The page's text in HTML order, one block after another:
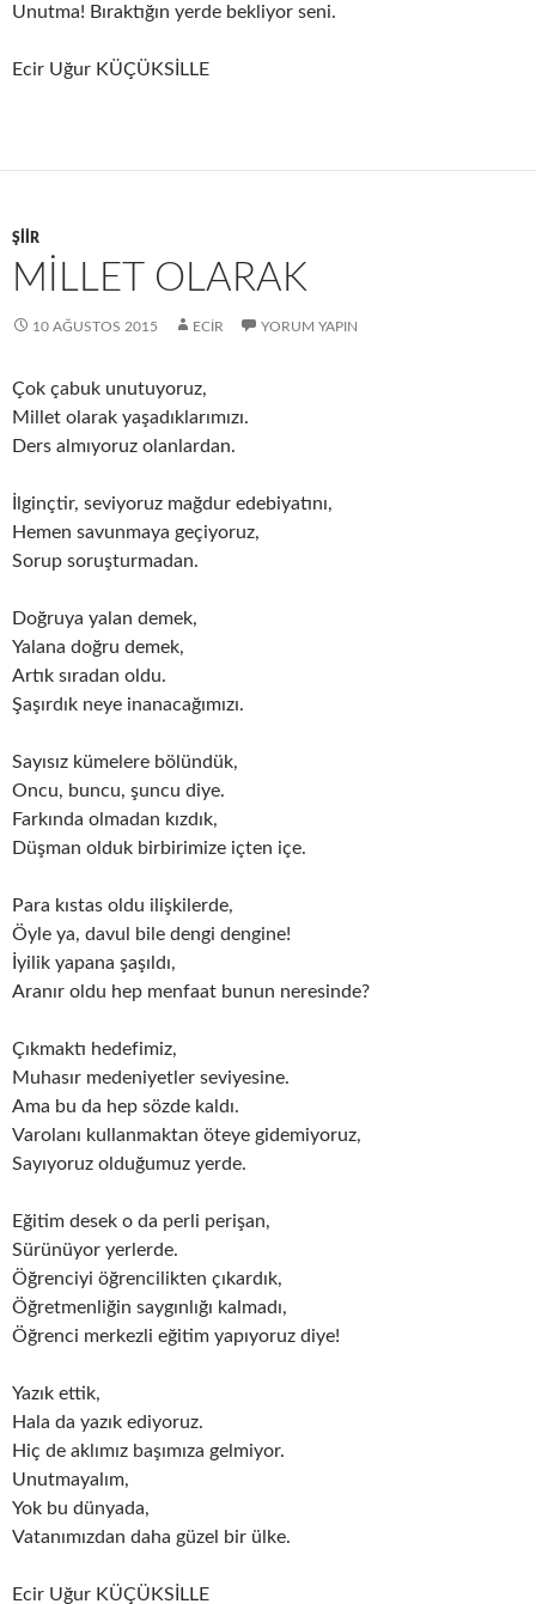
Unutma! Bıraktığın yerde bekliyor seni.
Ecir Uğur KÜÇÜKSİLLE
ŞIIR
MİLLET OLARAK
10 AĞUSTOS 2015 ECIR YORUM YAPIN
Çok çabuk unutuyoruz,
Millet olarak yaşadıklarımızı.
Ders almıyoruz olanlardan.
İlginçtir, seviyoruz mağdur edebiyatını,
Hemen savunmaya geçiyoruz,
Sorup soruşturmadan.
Doğruya yalan demek,
Yalana doğru demek,
Artık sıradan oldu.
Şaşırdık neye inanacağımızı.
Sayısız kümelere bölündük,
Oncu, buncu, şuncu diye.
Farkında olmadan kızdık,
Düşman olduk birbirimize içten içe.
Para kıstas oldu ilişkilerde,
Öyle ya, davul bile dengi dengine!
İyilik yapana şaşıldı,
Aranır oldu hep menfaat bunun neresinde?
Çıkmaktı hedefimiz,
Muhasır medeniyetler seviyesine.
Ama bu da hep sözde kaldı.
Varolanı kullanmaktan öteye gidemiyoruz,
Sayıyoruz olduğumuz yerde.
Eğitim desek o da perli perişan,
Sürünüyor yerlerde.
Öğrenciyi öğrencilikten çıkardık,
Öğretmenliğin saygınlığı kalmadı,
Öğrenci merkezli eğitim yapıyoruz diye!
Yazık ettik,
Hala da yazık ediyoruz.
Hiç de aklımız başımıza gelmiyor.
Unutmayalım,
Yok bu dünyada,
Vatanımızdan daha güzel bir ülke.
Ecir Uğur KÜÇÜKSİLLE